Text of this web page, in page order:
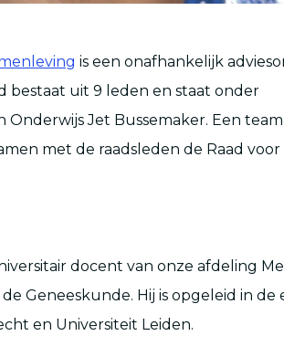
is een onafhankelijk
bestaat uit 9 leden en staat onder
Jet Bussemaker. Een
met de raadsleden de Raad voor
docent van onze afdeling
Geneeskunde. Hij is opgeleid in de
en Universiteit Leiden.